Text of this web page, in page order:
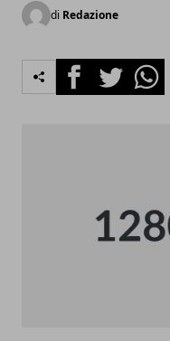
di Redazione
FacebookTwitter